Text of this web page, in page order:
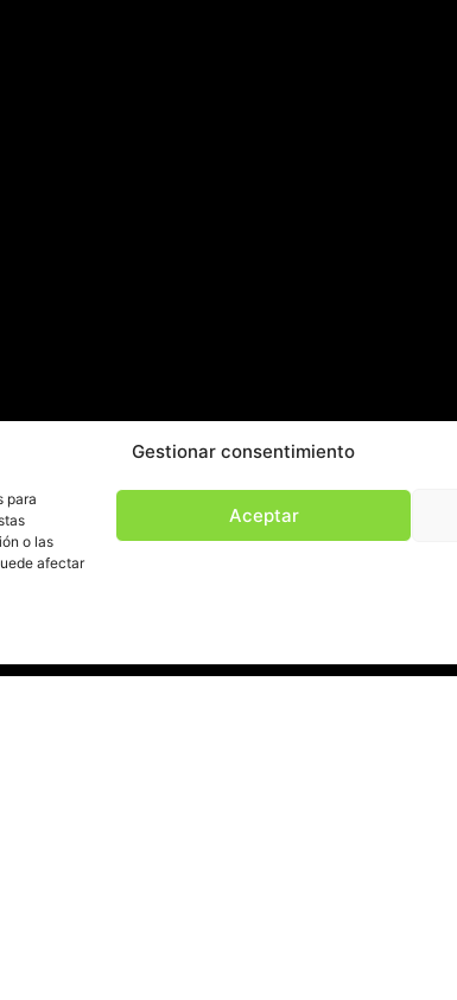
Gestionar consentimiento
para
o las
afectar
Aceptar
LA RESPONSABILIDAD ES UNO DE NUESTROS
VALORES MÁS IMPORTANTES
¿ERES MAYOR DE EDAD?